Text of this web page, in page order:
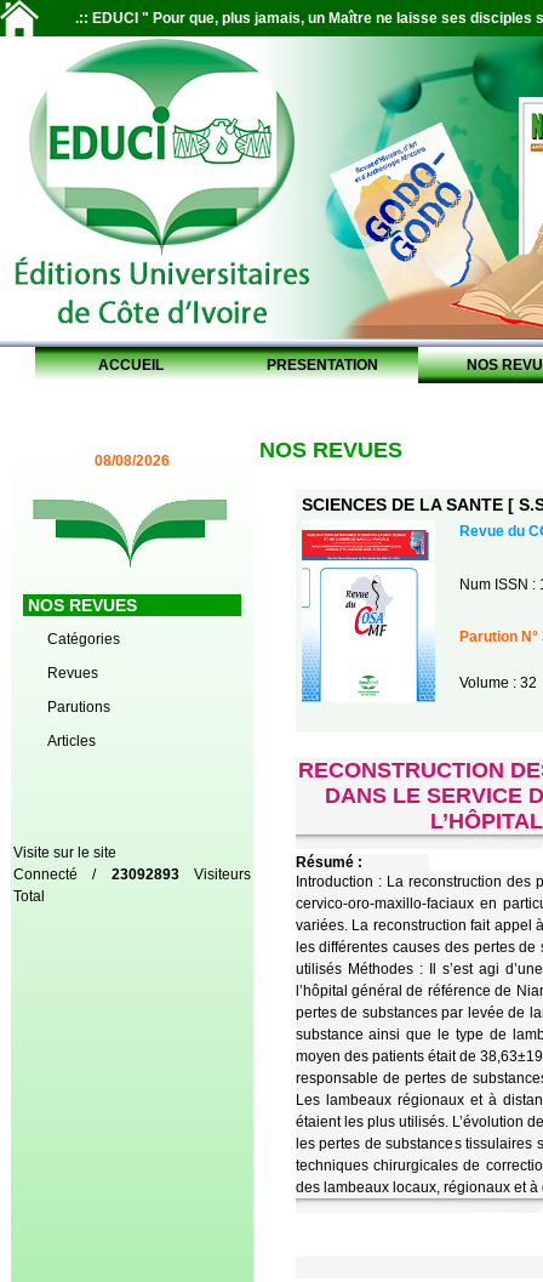
.:: EDUCI " Pour que, plus jamais, un Maître ne laisse ses disciples
ACCUEIL PRESENTATION NOS
08/08/2026
NOS REVUES
Catégories
Revues
Parutions
Articles
Visite sur le site
Connecté / 23092893Visiteurs
Total
NOS REVUES
SCIENCES DE LA SANTE [
Revue du
Num ISSN :
Parution N°
Volume : 32
RECONSTRUCTION
DANS LE SERVICE
Résumé :
Introduction : La reconstruction
cervico-oro-maxillo-faciaux en
variées. La reconstruction fait appel
les différentes causes des pertes
utilisés Méthodes : Il s’est agi
l’hôpital général de référence de
pertes de substances par levée de
substance ainsi que le type de
moyen des patients était de
responsable de pertes de
Les lambeaux régionaux et à
étaient les plus utilisés. L’évolution
les pertes de substances
techniques chirurgicales de
des lambeaux locaux, régionaux et à